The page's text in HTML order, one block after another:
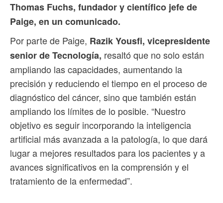
Thomas Fuchs, fundador y científico jefe de
Paige, en un comunicado.
Por parte de Paige, Razik Yousfi, vicepresidente
senior de Tecnología, resaltó que no solo están
ampliando las capacidades, aumentando la
precisión y reduciendo el tiempo en el proceso de
diagnóstico del cáncer, sino que también están
ampliando los límites de lo posible. “Nuestro
objetivo es seguir incorporando la inteligencia
artificial más avanzada a la patología, lo que dará
lugar a mejores resultados para los pacientes y a
avances significativos en la comprensión y el
tratamiento de la enfermedad”.